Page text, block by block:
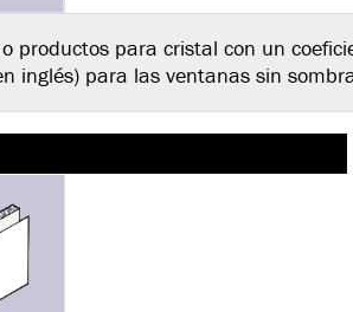
productos para cristal con un
inglés) para las ventanas sin